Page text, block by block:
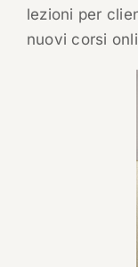
lezioni per
nuovi corsi